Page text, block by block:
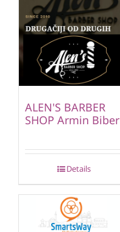
ALEN'S BARBER
SHOP Armin Biber
Details